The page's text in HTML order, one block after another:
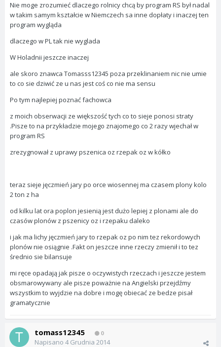
Nie moge zrozumieć dlaczego rolnicy chcą by program RS był nadal
w takim samym kształcie w Niemczech sa inne dopłaty i inaczej ten
program wygląda
dlaczego w PL tak nie wyglada
W Holadnii jeszcze inaczej
ale skoro znawca Tomasss12345 poza przeklinaniem nic nie umie
to co sie dziwić ze u nas jest coś co nie ma sensu
Po tym najlepiej poznać fachowca
z moich obserwacji ze większość tych co to sieje ponosi straty
.Pisze to na przykładzie mojego znajomego co 2 razy wjechał w
program RS
zrezygnował z uprawy pszenica oz rzepak oz w kółko
teraz sieje jęczmień jary po orce wiosennej ma czasem plony kolo
2 ton z ha
od kilku lat ora poplon jesienią jest dużo lepiej z plonami ale do
czasów plonów z pszenicy oz i rzepaku daleko
i jak ma lichy jęczmień jary to rzepak oz po nim tez rekordowych
plonów nie osiągnie .Fakt on jeszcze inne rzeczy zmienił i to tez
średnio sie bilansuje
mi ręce opadają jak pisze o oczywistych rzeczach i jeszcze jestem
obsmarowywany ale pisze poważnie na Angielski przejdźmy
wszystkim to wyjdzie na dobre i mogę obiecać ze bedze pisał
gramatycznie
tomass12345 0
Napisano 4 Grudnia 2014